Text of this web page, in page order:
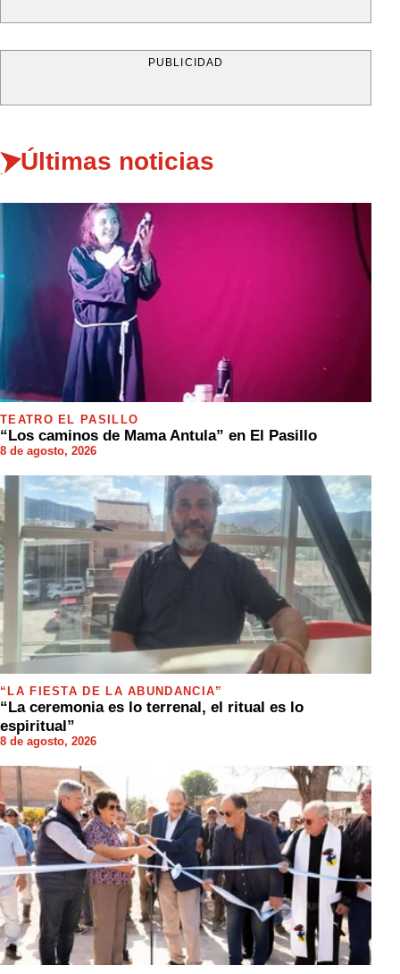
PUBLICIDAD
Últimas noticias
TEATRO EL PASILLO
“Los caminos de Mama Antula” en El Pasillo
8 de agosto, 2026
“LA FIESTA DE LA ABUNDANCIA”
“La ceremonia es lo terrenal, el ritual es lo
espiritual”
8 de agosto, 2026